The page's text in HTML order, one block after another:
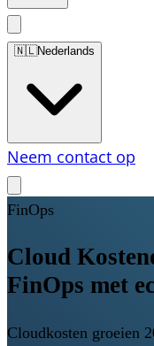
🇳🇱Nederlands
Neem contact op
FinOps
Cloud
FinOps met
Cloudkosten groeien